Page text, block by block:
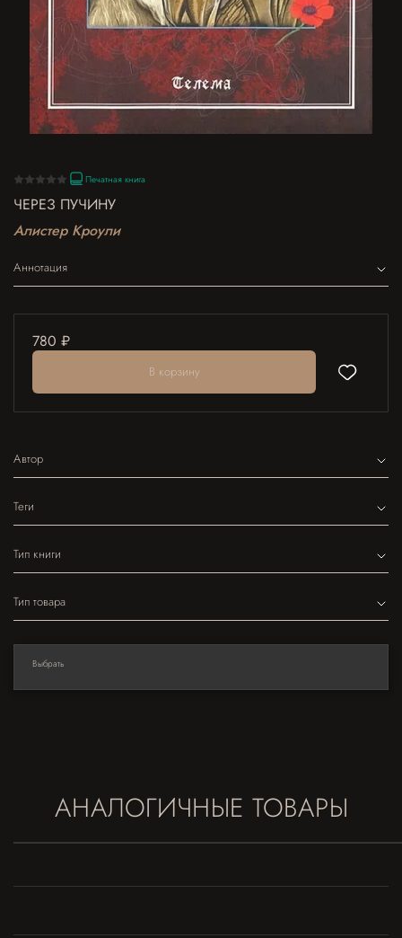
Печатная книга
ЧЕРЕЗ ПУЧИНУ
Алистер Кроули
Аннотация
780 ₽
В корзину
Автор
Теги
Тип книги
Тип товара
Выбрать
АНАЛОГИЧНЫЕ ТОВАРЫ